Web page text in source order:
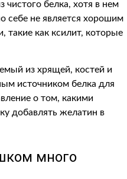
чистого белка, хотя в нем
себе не является хорошим
такие как ксилит, которые
из хрящей, костей и
источником белка для
о том, какими
добавлять желатин в
много